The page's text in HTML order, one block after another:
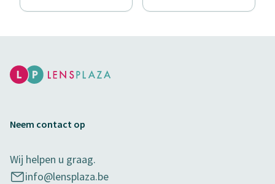
Neem contact op
Wij helpen u graag.
info@lensplaza.be